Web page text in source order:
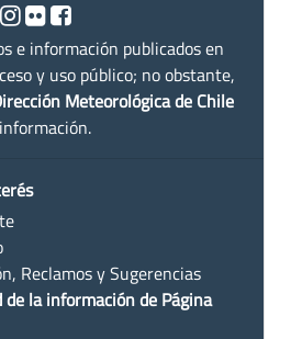
e información publicados en
y uso público; no obstante,
Meteorológica de Chile
Reclamos y Sugerencias
la información de Página